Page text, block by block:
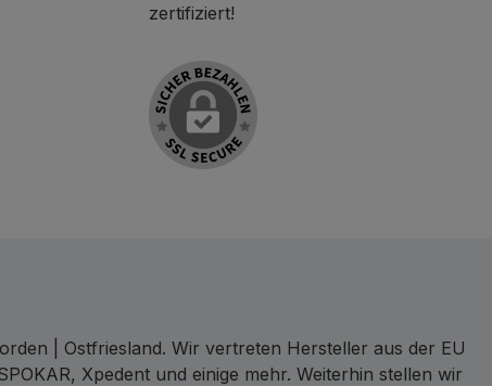
zertifiziert!
| Ostfriesland. Wir vertreten Hersteller aus der EU
Xpedent und einige mehr. Weiterhin stellen wir